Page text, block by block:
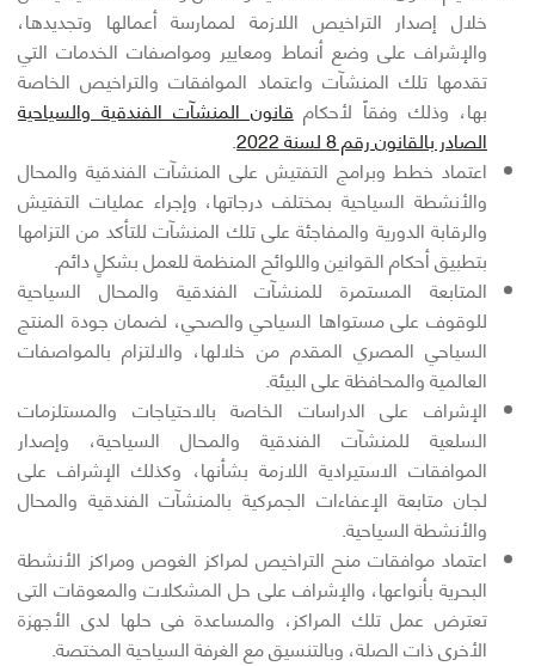
خلال إصدار التراخيص اللازمة لممارسة أعمالها وتجديدها،
والإشراف على وضع أنماط ومعايير ومواصفات الخدمات التي
تقدمها تلك المنشآت واعتماد الموافقات والتراخيص الخاصة
بها، وذلك وفقاً لأحكام قانون المنشآت الفندقية والسياحية
الصادر بالقانون رقم 8 لسنة 2022
.
اعتماد خطط وبرامج التفتيش على المنشآت الفندقية والمحال
والأنشطة السياحية بمختلف درجاتها، وإجراء عمليات التفتيش
والرقابة الدورية والمفاجئة على تلك المنشآت للتأكد من التزامها
بتطبيق أحكام القوانين واللوائح المنظمة للعمل بشكلٍ دائم.
المتابعة المستمرة للمنشآت الفندقية والمحال السياحية
للوقوف على مستواها السياحي والصحي، لضمان جودة المنتج
السياحي المصري المقدم من خلالها، والالتزام بالمواصفات
العالمية والمحافظة على البيئة.
الإشراف على الدراسات الخاصة بالاحتياجات والمستلزمات
السلعية للمنشآت الفندقية والمحال السياحية، وإصدار
الموافقات الاستيرادية اللازمة بشأنها، وكذلك الإشراف على
لجان متابعة الإعفاءات الجمركية بالمنشآت الفندقية والمحال
والأنشطة السياحية.
اعتماد موافقات منح التراخيص لمراكز الغوص ومراكز الأنشطة
البحرية بأنواعها، والإشراف على حل المشكلات والمعوقات التى
تعترض عمل تلك المراكز، والمساعدة فى حلها لدى الأجهزة
الأخرى ذات الصلة، وبالتنسيق مع الغرفة السياحية المختصة.